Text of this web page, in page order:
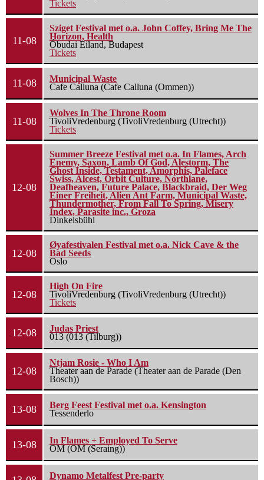
Tickets
11-08
Sziget Festival met o.a. John Coffey, Bring Me The
Horizon, Health
Óbudai Eiland, Budapest
Tickets
11-08
Municipal Waste
Cafe Calluna (Cafe Calluna (Ommen))
11-08
Wolves In The Throne Room
TivoliVredenburg (TivoliVredenburg (Utrecht))
Tickets
12-08
Summer Breeze Festival met o.a. In Flames, Arch
Enemy, Saxon, Lamb Of God, Alestorm, The
Ghost Inside, Testament, Amorphis, Paleface
Swiss, Alcest, Orbit Culture, Northlane,
Deafheaven, Future Palace, Blackbraid, Der Weg
Einer Freiheit, Alien Ant Farm, Municipal Waste,
Thundermother, From Fall To Spring, Misery
Index, Parasite inc., Groza
Dinkelsbühl
12-08
Øyafestivalen Festival met o.a. Nick Cave & the
Bad Seeds
Oslo
12-08
High On Fire
TivoliVredenburg (TivoliVredenburg (Utrecht))
Tickets
12-08
Judas Priest
013 (013 (Tilburg))
12-08
Ntjam Rosie - Who I Am
Theater aan de Parade (Theater aan de Parade (Den
Bosch))
13-08
Berg Feest Festival met o.a. Kensington
Tessenderlo
13-08
In Flames + Employed To Serve
OM (OM (Seraing))
Dynamo Metalfest Pre-party